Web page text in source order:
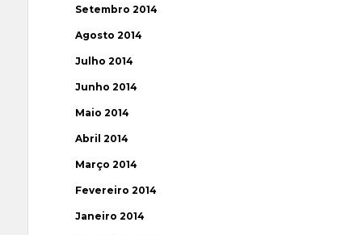
Setembro 2014
Agosto 2014
Julho 2014
Junho 2014
Maio 2014
Abril 2014
Março 2014
Fevereiro 2014
Janeiro 2014